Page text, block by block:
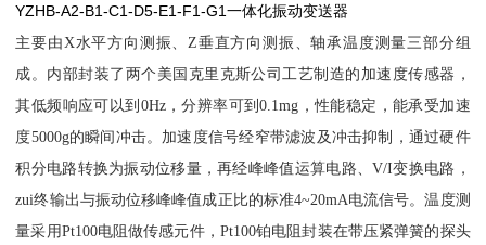
YZHB-A2-B1-C1-D5-E1-F1-G1一体化振动变送器
主要由X水平方向测振、Z垂直方向测振、轴承温度测量三部分组
成。内部封装了两个美国克里克斯公司工艺制造的加速度传感器，
其低频响应可以到0Hz，分辨率可到0.1mg，性能稳定，能承受加速
度5000g的瞬间冲击。加速度信号经窄带滤波及冲击抑制，通过硬件
积分电路转换为振动位移量，再经峰峰值运算电路、V/I变换电路，
zui终输出与振动位移峰峰值成正比的标准4~20mA电流信号。温度测
量采用Pt100电阻做传感元件，Pt100铂电阻封装在带压紧弹簧的探头